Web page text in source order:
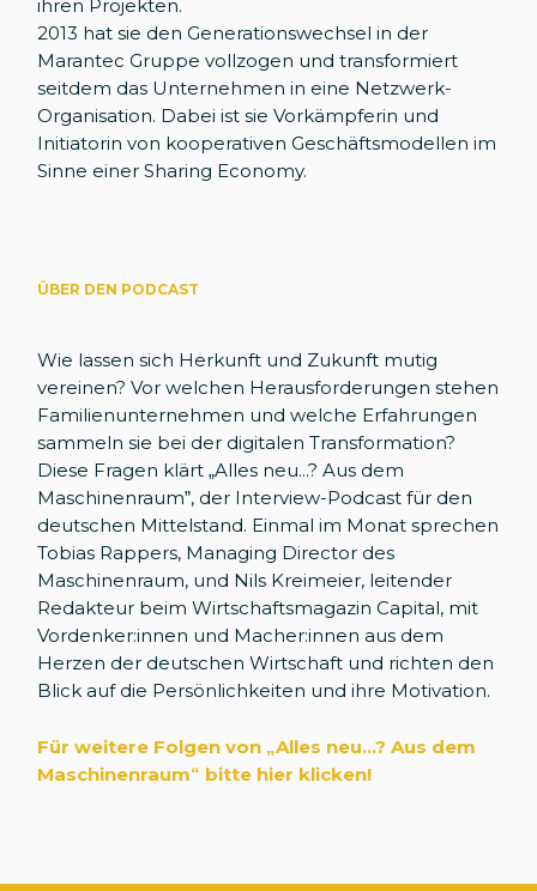
ihren Projekten.
2013 hat sie den Generationswechsel in der
Marantec Gruppe vollzogen und transformiert
seitdem das Unternehmen in eine Netzwerk-
Organisation. Dabei ist sie Vorkämpferin und
Initiatorin von kooperativen Geschäftsmodellen im
Sinne einer Sharing Economy.
ÜBER DEN PODCAST
Wie lassen sich Herkunft und Zukunft mutig
vereinen? Vor welchen Herausforderungen stehen
Familienunternehmen und welche Erfahrungen
sammeln sie bei der digitalen Transformation?
Diese Fragen klärt „Alles neu...? Aus dem
Maschinenraum”, der Interview-Podcast für den
deutschen Mittelstand. Einmal im Monat sprechen
Tobias Rappers, Managing Director des
Maschinenraum, und Nils Kreimeier, leitender
Redakteur beim Wirtschaftsmagazin Capital, mit
Vordenker:innen und Macher:innen aus dem
Herzen der deutschen Wirtschaft und richten den
Blick auf die Persönlichkeiten und ihre Motivation.
Für weitere Folgen von „Alles neu...? Aus dem
Maschinenraum“ bitte hier klicken!